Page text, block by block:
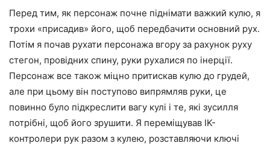
Перед тим, як персонаж почне піднімати важкий кулю, я
трохи «присадив» його, щоб передбачити основний рух.
Потім я почав рухати персонажа вгору за рахунок руху
стегон, провідних спину, руки рухалися по інерції.
Персонаж все також міцно притискав кулю до грудей,
але при цьому він поступово випрямляв руки, це
повинно було підкреслити вагу кулі і те, які зусилля
потрібні, щоб його зрушити. Я переміщував IK-
контролери рук разом з кулею, розставляючи ключі